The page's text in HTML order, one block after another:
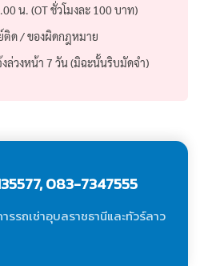
น. (OT ชั่วโมงละ 100 บาท)
ติด / ของผิดกฎหมาย
งล่วงหน้า 7 วัน (มิฉะนั้นริบมัดจำ)
083-7347555
รถเช่าอุบลราชธานีและทัวร์ลาว